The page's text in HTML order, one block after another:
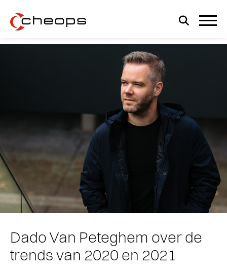
Dado Van Peteghem over de
trends van 2020 en 2021